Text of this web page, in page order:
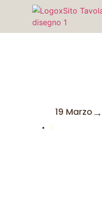
19 Marzo →